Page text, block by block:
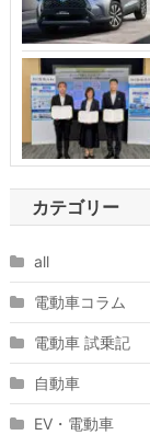
カテゴリー
all
電動車コラム
電動車 試乗記
自動車
EV・電動車